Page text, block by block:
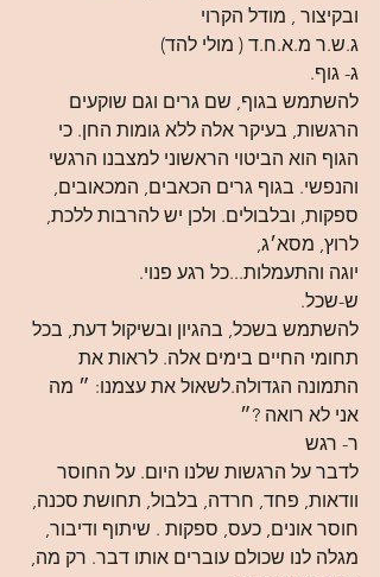
ובקיצור , מודל הקרוי
ג.ש.ר מ.א.ח.ד ( מולי להד)
ג- גוף.
להשתמש בגוף, שם גרים וגם שוקעים
הרגשות, בעיקר אלה ללא גומות החן. כי
הגוף הוא הביטוי הראשוני למצבנו הרגשי
והנפשי. בגוף גרים הכאבים, המכאובים,
ספקות, ובלבולים. ולכן יש להרבות ללכת,
לרוץ, מסא׳ג,
יוגה והתעמלות...כל רגע פנוי.
ש-שכל.
להשתמש בשכל, בהגיון ובשיקול דעת, בכל
תחומי החיים בימים אלה. לראות את
התמונה הגדולה.לשאול את עצמנו: ״ מה
אני לא רואה ?״
ר- רגש
לדבר על הרגשות שלנו היום. על החוסר
וודאות, פחד, חרדה, בלבול, תחושת סכנה,
חוסר אונים, כעס, ספקות . שיתוף ודיבור,
מגלה לנו שכולם עוברים אותו דבר. רק מה,